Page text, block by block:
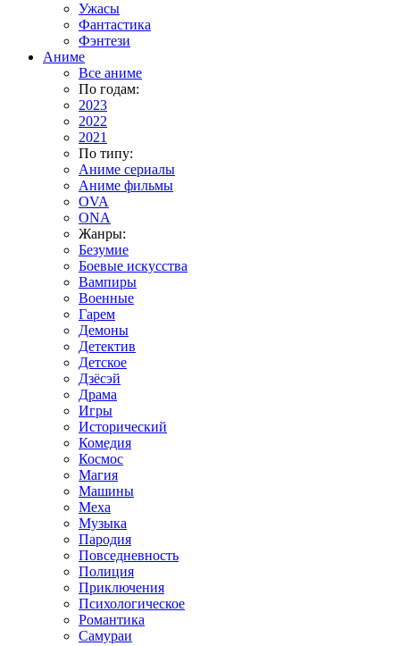
Ужасы
Фантастика
Фэнтези
Аниме
Все аниме
По годам:
2023
2022
2021
По типу:
Аниме сериалы
Аниме фильмы
OVA
ONA
Жанры:
Безумие
Боевые искусства
Вампиры
Военные
Гарем
Демоны
Детектив
Детское
Дзёсэй
Драма
Игры
Исторический
Комедия
Космос
Магия
Машины
Меха
Музыка
Пародия
Повседневность
Полиция
Приключения
Психологическое
Романтика
Самураи